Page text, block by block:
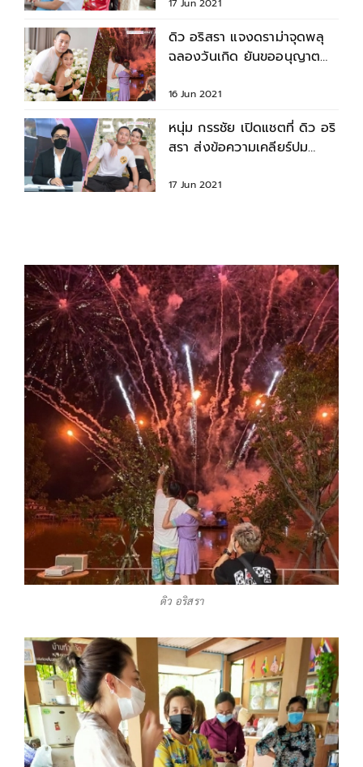
17 Jun 2021
ดิว อริสรา แจงดราม่าจุดพลุ
ฉลองวันเกิด ยันขออนุญาต
16 Jun 2021
หนุ่ม กรรชัย เปิดแชตที่ ดิว อริ
สรา ส่งข้อความเคลียร์ปม
17 Jun 2021
ดิว อริสรา